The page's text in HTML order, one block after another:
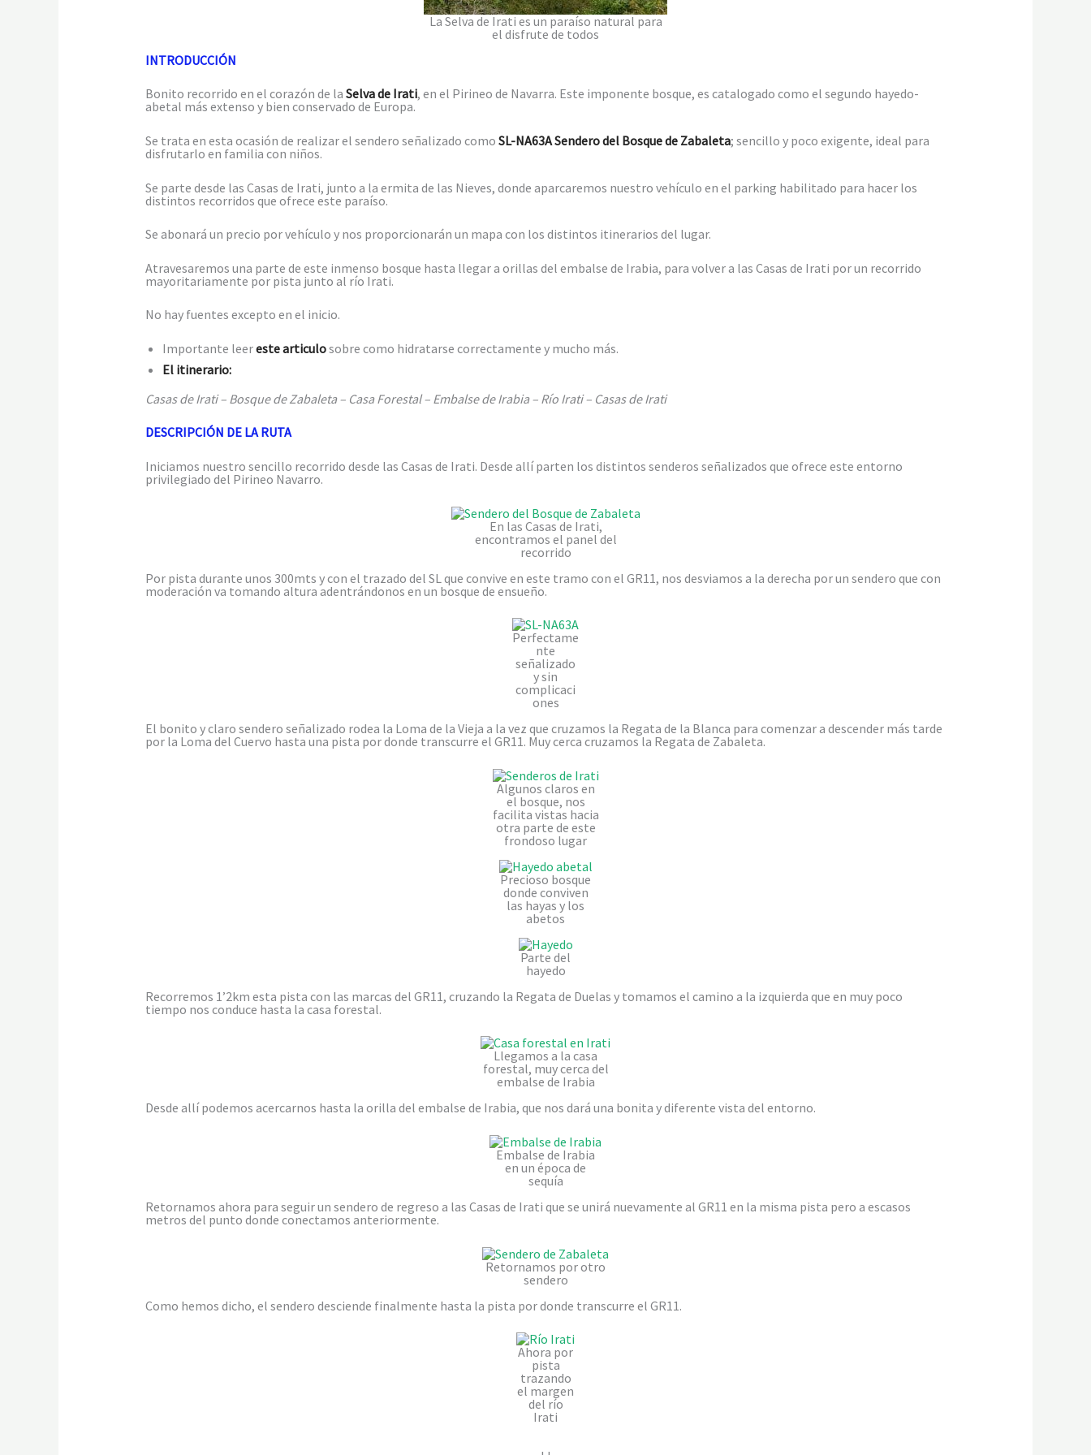
La Selva de Irati es un paraíso natural para
el disfrute de todos
INTRODUCCIÓN
Bonito recorrido en el corazón de la Selva de Irati, en el Pirineo de Navarra. Este imponente bosque, es catalogado como el segundo hayedo-
abetal más extenso y bien conservado de Europa.
Se trata en esta ocasión de realizar el sendero señalizado como SL-NA63ASendero del Bosque de Zabaleta; sencillo y poco exigente, ideal para
disfrutarlo en familia con niños.
Se parte desde las Casas de Irati, junto a la ermita de las Nieves, donde aparcaremos nuestro vehículo en el parking habilitado para hacer los
distintos recorridos que ofrece este paraíso.
Se abonará un precio por vehículo y nos proporcionarán un mapa con los distintos itinerarios del lugar.
Atravesaremos una parte de este inmenso bosque hasta llegar a orillas del embalse de Irabia, para volver a las Casas de Irati por un recorrido
mayoritariamente por pista junto al río Irati.
No hay fuentes excepto en el inicio.
Importante leereste articulosobre como hidratarse correctamente y mucho más.
El itinerario:
Casas de Irati – Bosque de Zabaleta – Casa Forestal – Embalse de Irabia – Río Irati – Casas de Irati
DESCRIPCIÓN DE LA RUTA
Iniciamos nuestro sencillo recorrido desde las Casas de Irati. Desde allí parten los distintos senderos señalizados que ofrece este entorno
privilegiado del Pirineo Navarro.
En las Casas de Irati,
encontramos el panel del
recorrido
Por pista durante unos 300mts y con el trazado del SL que convive en este tramo con el GR11, nos desviamos a la derecha por un sendero que con
moderación va tomando altura adentrándonos en un bosque de ensueño.
Perfectame
nte
señalizado
y sin
complicaci
ones
El bonito y claro sendero señalizado rodea la Loma de la Vieja a la vez que cruzamos la Regata de la Blanca para comenzar a descender más tarde
por la Loma del Cuervo hasta una pista por donde transcurre el GR11. Muy cerca cruzamos la Regata de Zabaleta.
Algunos claros en
el bosque, nos
facilita vistas hacia
otra parte de este
frondoso lugar
Precioso bosque
donde conviven
las hayas y los
abetos
Parte del
hayedo
Recorremos 1’2km esta pista con las marcas del GR11, cruzando la Regata de Duelas y tomamos el camino a la izquierda que en muy poco
tiempo nos conduce hasta la casa forestal.
Llegamos a la casa
forestal, muy cerca del
embalse de Irabia
Desde allí podemos acercarnos hasta la orilla del embalse de Irabia, que nos dará una bonita y diferente vista del entorno.
Embalse de Irabia
en un época de
sequía
Retornamos ahora para seguir un sendero de regreso a las Casas de Irati que se unirá nuevamente al GR11 en la misma pista pero a escasos
metros del punto donde conectamos anteriormente.
Retornamos por otro
sendero
Como hemos dicho, el sendero desciende finalmente hasta la pista por donde transcurre el GR11.
Ahora por
pista
trazando
el margen
del río
Irati